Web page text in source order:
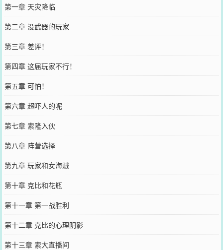
第一章 天灾降临
第二章 没武器的玩家
第三章 差评！
第四章 这届玩家不行！
第五章 可怕！
第六章 超吓人的呢
第七章 索隆入伙
第八章 阵营选择
第九章 玩家和女海贼
第十章 克比和花瓶
第十一章 第一战胜利
第十二章 克比的心理阴影
第十三章 索大直播间